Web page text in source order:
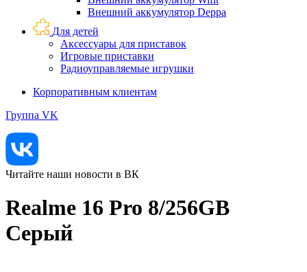
Внешний аккумулятор Deppa
Для детей
Аксессуары для приставок
Игровые приставки
Радиоуправляемые игрушки
Корпоративным клиентам
Группа VK
Читайте наши новости в ВК
Realme 16 Pro 8/256GB
Серый